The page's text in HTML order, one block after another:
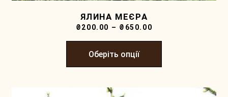
ЯЛИНА МЕЄРА
₴200.00 – ₴ 650.00
Оберіть опції